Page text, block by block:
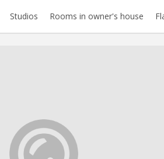
Studios Rooms in owner's house